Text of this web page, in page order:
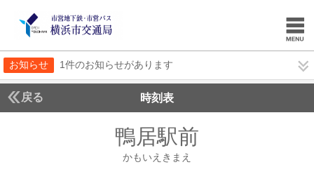
お知らせ 1件のお知らせがあります
戻る 時刻表
鴨居駅前
かもいえきまえ